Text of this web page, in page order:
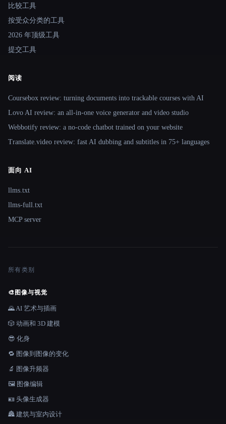
比较工具
按受众分类的工具
2026 年顶级工具
提交工具
阅读
Coursebox review: turning documents into trackable courses with AI
Lovo AI review: an all-in-one voice generator and video studio
Webbotify review: a no-code chatbot trained on your website
Translate.video review: fast AI dubbing and subtitles in 75+ languages
面向 AI
llms.txt
llms-full.txt
MCP server
所有类别
🎨 图像与视觉
🌄 AI 艺术与插画
🎲 动画和 3D 建模
😎 化身
🔁 图像到图像的变化
🔬 图像升频器
🖼️ 图像编辑
🪪 头像生成器
🏯 建筑与室内设计